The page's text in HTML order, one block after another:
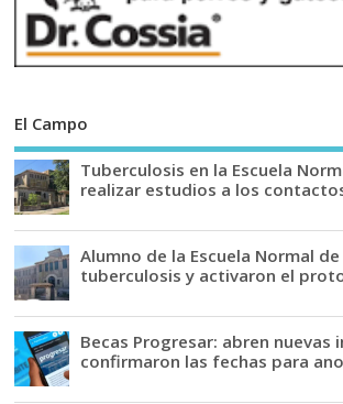
El Campo
Tuberculosis en la Escuela
realizar estudios a los
Alumno de la Escuela Normal
tuberculosis y activaron el
Becas Progresar: abren nuevas
confirmaron las fechas para